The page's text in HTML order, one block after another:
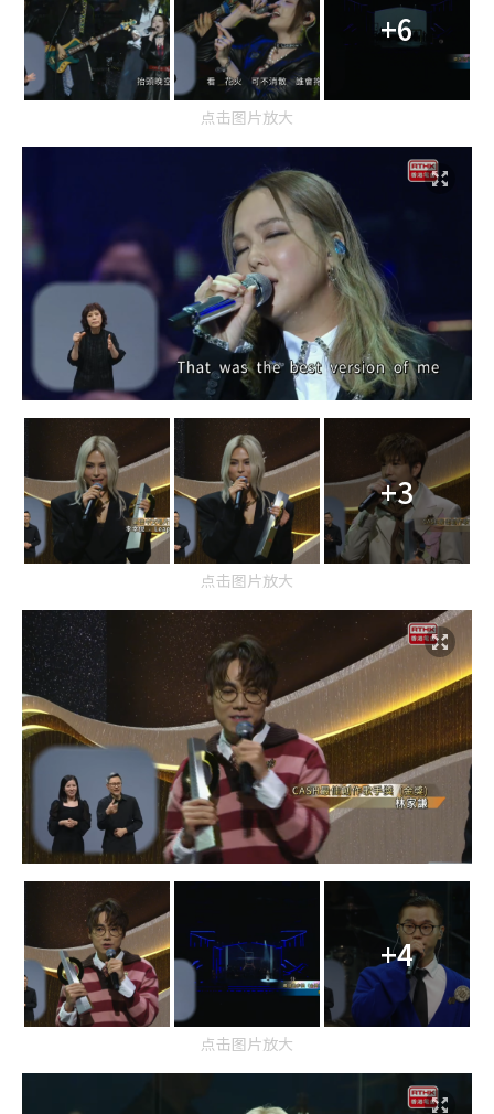
+6
点击图片放大
+3
点击图片放大
+4
点击图片放大